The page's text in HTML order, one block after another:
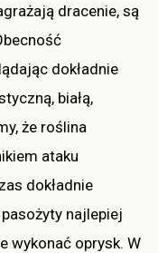
dracenie, są
dokładnie
białą,
że roślina
ataku
dokładnie
najlepiej
wykonać oprysk. W